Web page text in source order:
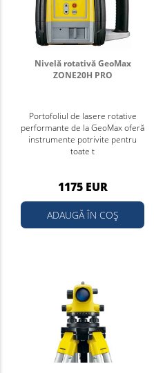
Nivelă rotativă GeoMax
ZONE20H PRO
Portofoliul de lasere rotative
performante de la GeoMax oferă
instrumente potrivite pentru
toate t
1175 EUR
ADAUGĂ ÎN COȘ